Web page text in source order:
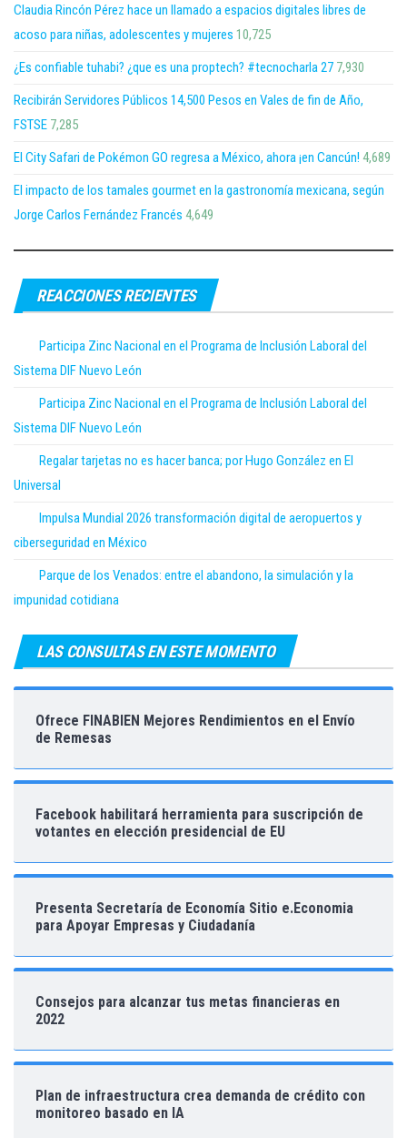
Claudia Rincón Pérez hace un llamado a espacios digitales libres de
acoso para niñas, adolescentes y mujeres 10,725
¿Es confiable tuhabi? ¿que es una proptech? #tecnocharla 27 7,930
Recibirán Servidores Públicos 14,500 Pesos en Vales de fin de Año,
FSTSE 7,285
El City Safari de Pokémon GO regresa a México, ahora ¡en Cancún! 4,689
El impacto de los tamales gourmet en la gastronomía mexicana, según
Jorge Carlos Fernández Francés 4,649
REACCIONES RECIENTES
Participa Zinc Nacional en el Programa de Inclusión Laboral del
Sistema DIF Nuevo León
Participa Zinc Nacional en el Programa de Inclusión Laboral del
Sistema DIF Nuevo León
Regalar tarjetas no es hacer banca; por Hugo González en El
Universal
Impulsa Mundial 2026 transformación digital de aeropuertos y
ciberseguridad en México
Parque de los Venados: entre el abandono, la simulación y la
impunidad cotidiana
LAS CONSULTAS EN ESTE MOMENTO
Ofrece FINABIEN Mejores Rendimientos en el Envío
de Remesas
Facebook habilitará herramienta para suscripción de
votantes en elección presidencial de EU
Presenta Secretaría de Economía Sitio e.Economia
para Apoyar Empresas y Ciudadanía
Consejos para alcanzar tus metas financieras en
2022
Plan de infraestructura crea demanda de crédito con
monitoreo basado en IA